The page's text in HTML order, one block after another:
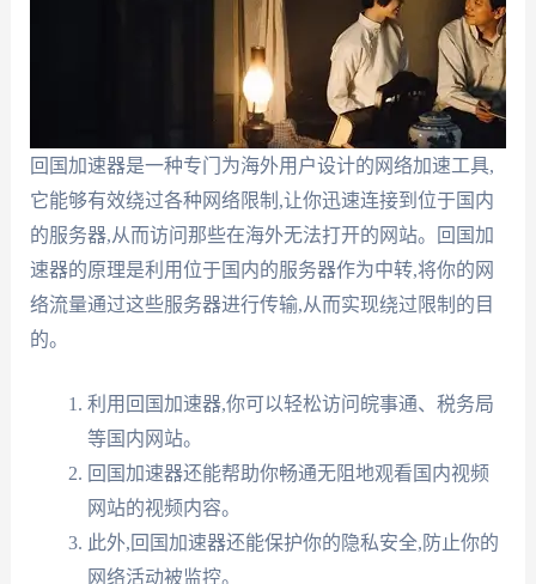
回国加速器是一种专门为海外用户设计的网络加速工具,
它能够有效绕过各种网络限制,让你迅速连接到位于国内
的服务器,从而访问那些在海外无法打开的网站。回国加
速器的原理是利用位于国内的服务器作为中转,将你的网
络流量通过这些服务器进行传输,从而实现绕过限制的目
的。
利用回国加速器,你可以轻松访问皖事通、税务局
等国内网站。
回国加速器还能帮助你畅通无阻地观看国内视频
网站的视频内容。
此外,回国加速器还能保护你的隐私安全,防止你的
网络活动被监控。